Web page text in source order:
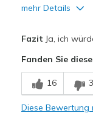
mehr Details
Durable
Width
Sizing
Fazit Ja, ich
Fanden Sie
16 3
Diese Bewertung